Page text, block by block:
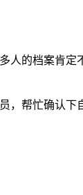
的档案肯定
帮忙确认下